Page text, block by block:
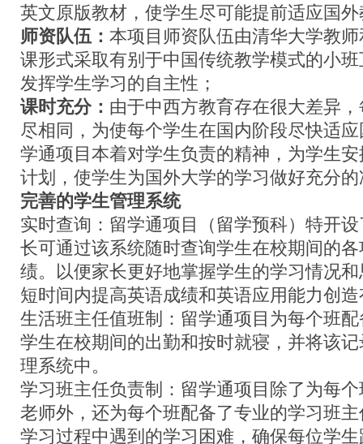
英文原版教材，使学生尽可能提前适应国
师资队伍： 本项目师资队伍由清华大学教
课形式采取有别于中国传统教学模式的小
发挥学生学习的自主性；
课时充分： 由于中西方教育存在很大差异
尽相同，为使每个学生在国内阶段尽快适
学通项目本着对学生负责的精神，为学生
计划，使学生为国外大学的学习做好充分
完善的学生管理系统
实时查询：留学通项目（留学预科）特开
长可通过该系统随时查询学生在校期间的
绩。以便家长更好地掌握学生的学习情况
短时间内提高英语成绩和英语应用能力创
生活班主任值班制：留学通项目为每个班
学生在校期间的出勤和按时就寝，并将该
理系统中。
学习班主任负责制：留学通项目除了为每
老师外，还为每个班配备了专业的学习班
学习过程中遇到的学习困难，确保每位学